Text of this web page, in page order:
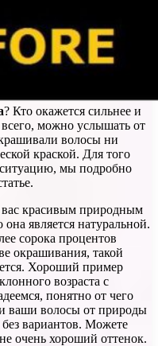
? Кто окажется сильнее и
можно услышать от
волосы ни
краской. Для того
мы подробно
вас красивым природным
является натуральной.
сорока процентов
окрашивания, такой
Хороший пример
возраста с
понятно от чего
ваши волосы от природы
вариантов. Можете
очень хороший оттенок.